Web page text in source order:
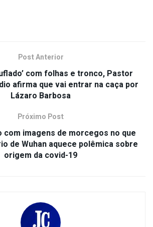
Post Anterior
com folhas e tronco, Pastor
afirma que vai entrar na caça ​por
Lázaro Barbosa
Próximo Post
com imagens de morcegos no que
de Wuhan aquece polêmica sobre
origem da covid-19